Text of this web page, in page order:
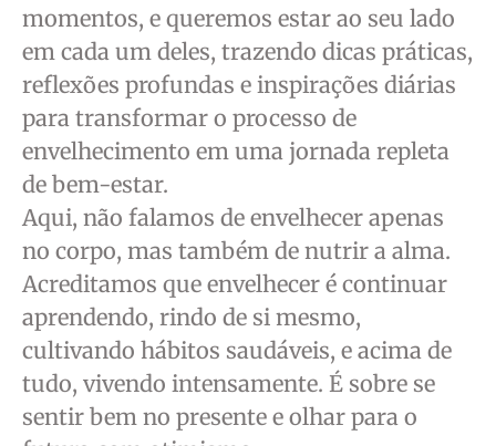
momentos, e queremos estar ao seu lado
em cada um deles, trazendo dicas práticas,
reflexões profundas e inspirações diárias
para transformar o processo de
envelhecimento em uma jornada repleta
de bem-estar.
Aqui, não falamos de envelhecer apenas
no corpo, mas também de nutrir a alma.
Acreditamos que envelhecer é continuar
aprendendo, rindo de si mesmo,
cultivando hábitos saudáveis, e acima de
tudo, vivendo intensamente. É sobre se
sentir bem no presente e olhar para o